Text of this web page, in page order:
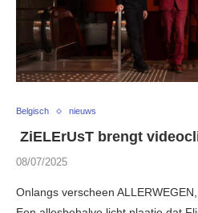
Belgisch nieuws
ZiELErUsT brengt
08/07/2025
Onlangs verscheen